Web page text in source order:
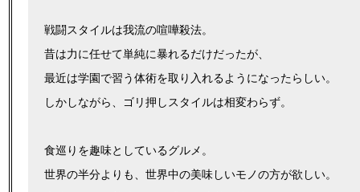
戦闘スタイルは我流の喧嘩殺法。
昔は力に任せて単純に暴れるだけだったが、
最近は学園で習う体術を取り入れるようになったらしい。
しかしながら、ゴリ押しスタイルは相変わらず。
食巡りを趣味としているグルメ。
世界の半分よりも、世界中の美味しいモノの方が欲しい。